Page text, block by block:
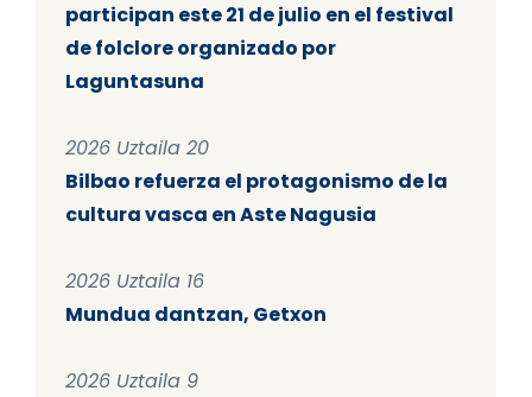
participan este 21 de julio en el festival
de folclore organizado por
Laguntasuna
2026 Uztaila 20
Bilbao refuerza el protagonismo de la
cultura vasca en Aste Nagusia
2026 Uztaila 16
Mundua dantzan, Getxon
2026 Uztaila 9